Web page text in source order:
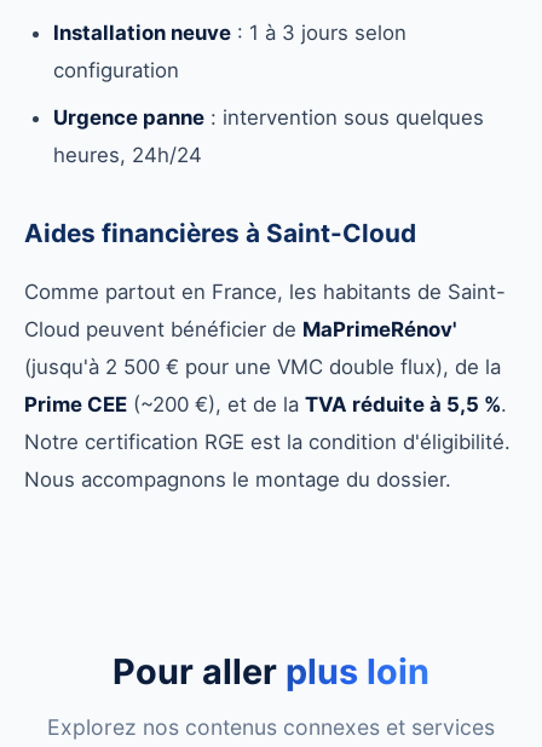
Installation neuve : 1 à 3 jours selon
configuration
Urgence panne : intervention sous quelques
heures, 24h/24
Aides financières à Saint-Cloud
Comme partout en France, les habitants de Saint-
Cloud peuvent bénéficier de MaPrimeRénov'
(jusqu'à 2 500 € pour une VMC double flux), de la
Prime CEE (~200 €), et de la TVA réduite à 5,5 %.
Notre certification RGE est la condition d'éligibilité.
Nous accompagnons le montage du dossier.
Pour aller plus loin
Explorez nos contenus connexes et services